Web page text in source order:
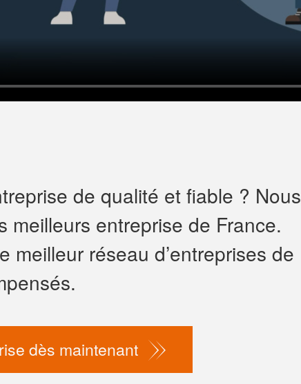
de qualité et fiable ? Nous
meilleurs entreprise de France.
meilleur réseau d’entreprises de
dès maintenant